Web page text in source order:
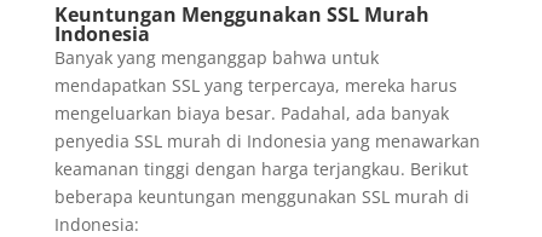
Keuntungan Menggunakan SSL Murah
Indonesia
Banyak yang menganggap bahwa untuk
mendapatkan SSL yang terpercaya, mereka harus
mengeluarkan biaya besar. Padahal, ada banyak
penyedia SSL murah di Indonesia yang menawarkan
keamanan tinggi dengan harga terjangkau. Berikut
beberapa keuntungan menggunakan SSL murah di
Indonesia: